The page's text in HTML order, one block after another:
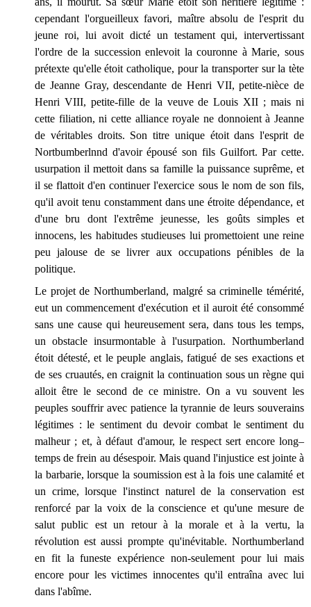
cependant l'orgueilleux favori, maître absolu de l'esprit du
jeune roi, lui avoit dicté un testament qui, intervertissant
l'ordre de la succession enlevoit la couronne à Marie, sous
prétexte qu'elle étoit catholique, pour la transporter sur la tète
de Jeanne Gray, descendante de Henri VII, petite-nièce de
Henri VIII, petite-fille de la veuve de Louis XII ; mais ni
cette filiation, ni cette alliance royale ne donnoient à Jeanne
de véritables droits. Son titre unique étoit dans l'esprit de
Nortbumberlnnd d'avoir épousé son fils Guilfort. Par cette.
usurpation il mettoit dans sa famille la puissance suprême, et
il se flattoit d'en continuer l'exercice sous le nom de son fils,
qu'il avoit tenu constamment dans une étroite dépendance, et
d'une bru dont l'extrême jeunesse, les goûts simples et
innocens, les habitudes studieuses lui promettoient une reine
peu jalouse de se livrer aux occupations pénibles de la
politique.
Le projet de Northumberland, malgré sa criminelle témérité,
eut un commencement d'exécution et il auroit été consommé
sans une cause qui heureusement sera, dans tous les temps,
un obstacle insurmontable à l'usurpation. Northumberland
étoit détesté, et le peuple anglais, fatigué de ses exactions et
de ses cruautés, en craignit la continuation sous un règne qui
alloit être le second de ce ministre. On a vu souvent les
peuples souffrir avec patience la tyrannie de leurs souverains
légitimes : le sentiment du devoir combat le sentiment du
malheur ; et, à défaut d'amour, le respect sert encore long–
temps de frein au désespoir. Mais quand l'injustice est jointe à
la barbarie, lorsque la soumission est à la fois une calamité et
un crime, lorsque l'instinct naturel de la conservation est
renforcé par la voix de la conscience et qu'une mesure de
salut public est un retour à la morale et à la vertu, la
révolution est aussi prompte qu'inévitable. Northumberland
en fit la funeste expérience non-seulement pour lui mais
encore pour les victimes innocentes qu'il entraîna avec lui
dans l'abîme.